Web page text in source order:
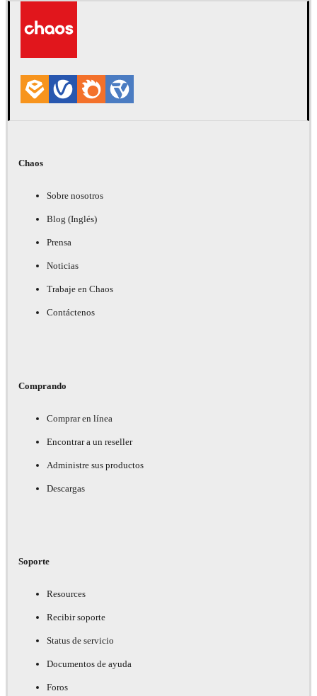
Chaos
Sobre nosotros
Blog (Inglés)
Prensa
Noticias
Trabaje en Chaos
Contáctenos
Comprando
Comprar en línea
Encontrar a un reseller
Administre sus productos
Descargas
Soporte
Resources
Recibir soporte
Status de servicio
Documentos de ayuda
Foros